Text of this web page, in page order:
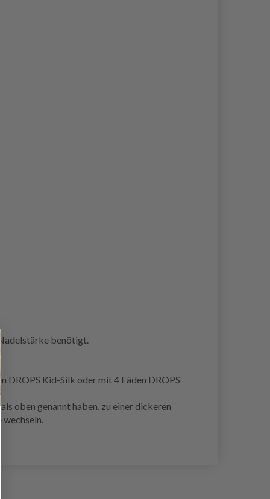
benötigt.
DROPS Kid-Silk oder mit 4 Fäden DROPS
oben genannt haben, zu einer dickeren
wechseln.